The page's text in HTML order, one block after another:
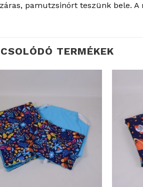
pamutzsinórt teszünk bele. A
TERMÉKEK